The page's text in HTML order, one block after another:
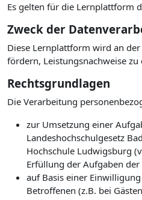
Es gelten für die Lernplattform
Zweck der
Diese Lernplattform wird an
fördern, Leistungsnachweise
Rechtsgrundlagen
Die Verarbeitung
zur Umsetzung einer
Landeshochschulgesetz
Hochschule Ludwigsburg
Erfüllung der Aufgaben
auf Basis einer
Betroffenen (z.B. bei